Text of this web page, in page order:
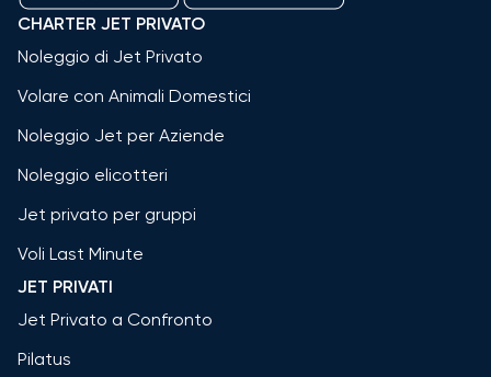
CHARTER JET PRIVATO
Noleggio di Jet Privato
Volare con Animali Domestici
Noleggio Jet per Aziende
Noleggio elicotteri
Jet privato per gruppi
Voli Last Minute
JET PRIVATI
Jet Privato a Confronto
Pilatus